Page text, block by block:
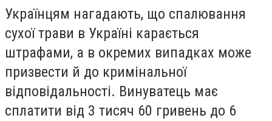
Українцям нагадають, що спалювання
сухої трави в Україні карається
штрафами, а в окремих випадках може
призвести й до кримінальної
відповідальності. Винуватець має
сплатити від 3 тисяч 60 гривень до 6